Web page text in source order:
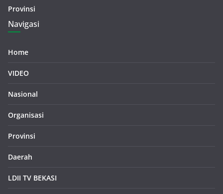
Provinsi
Navigasi
Home
VIDEO
Nasional
Organisasi
Provinsi
Daerah
LDII TV BEKASI